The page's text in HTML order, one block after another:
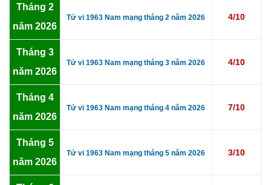
Tháng 2
năm 2026
Tử vi 1963 Nam mạng tháng 2 năm 2026 4/10
Tháng 3
năm 2026
Tử vi 1963 Nam mạng tháng 3 năm 2026 4/10
Tháng 4
năm 2026
Tử vi 1963 Nam mạng tháng 4 năm 2026 7/10
Tháng 5
năm 2026
Tử vi 1963 Nam mạng tháng 5 năm 2026 3/10